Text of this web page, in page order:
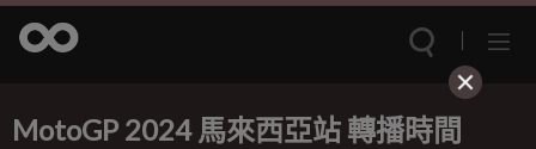
MotoGP 2024 馬來西亞站 轉播時間